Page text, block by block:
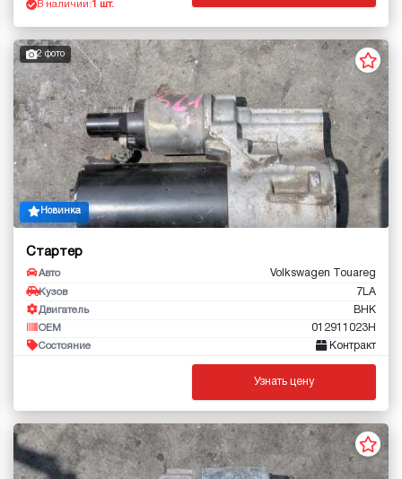
В наличии: 1 шт.
2 фото
Новинка
Стартер
Авто Volkswagen Touareg
Кузов 7LA
Двигатель BHK
OEM 012911023H
Состояние Контракт
Узнать цену